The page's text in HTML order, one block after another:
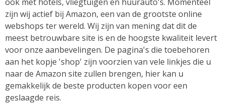
zijn wij actief bij Amazon, een van de grootste online
webshops ter wereld. Wij zijn van mening dat dit de
meest betrouwbare site is en de hoogste kwaliteit levert
voor onze aanbevelingen. De pagina's die toebehoren
aan het kopje 'shop' zijn voorzien van vele linkjes die u
naar de Amazon site zullen brengen, hier kan u
gemakkelijk de beste producten kopen voor een
geslaagde reis.